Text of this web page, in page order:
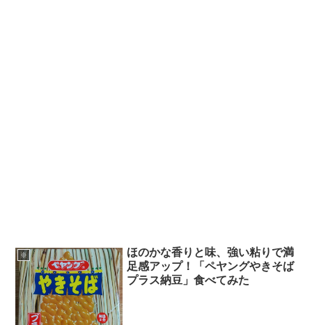
※
ほのかな香りと味、強い粘りで満
足感アップ！「ペヤングやきそば
プラス納豆」食べてみた